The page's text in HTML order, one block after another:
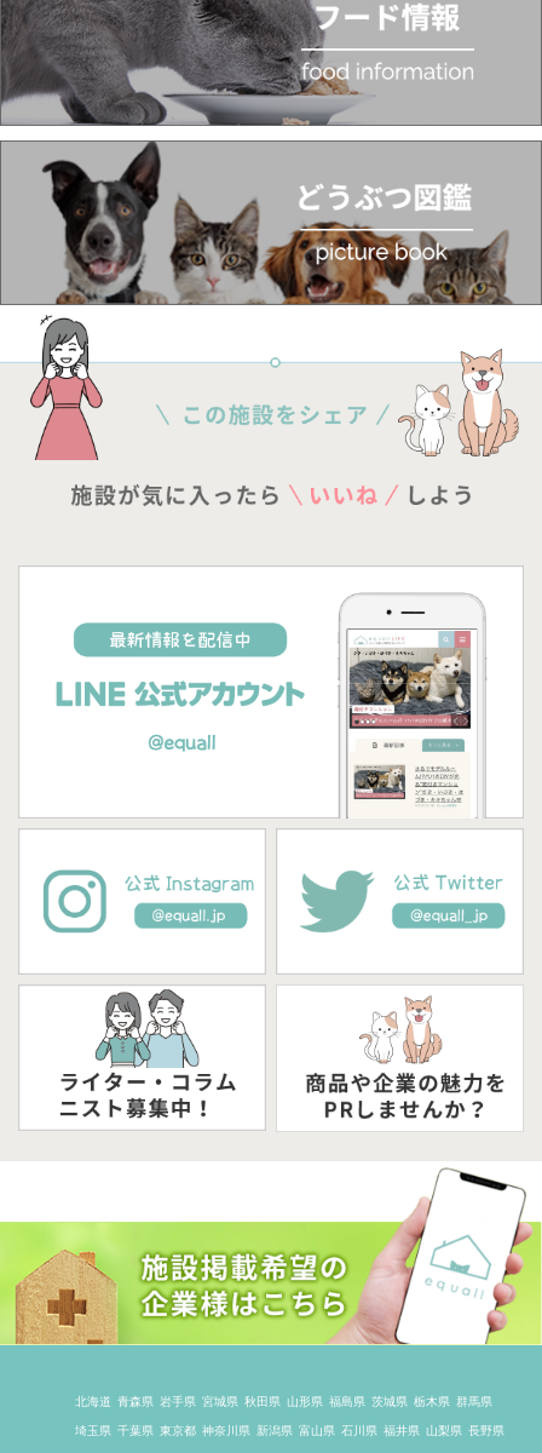
北海道 青森県 岩手県 宮城県 秋田県 山形県 福島県 茨城県 栃木県 群馬県
埼玉県 千葉県 東京都 神奈川県 新潟県 富山県 石川県 福井県 山梨県 長野県